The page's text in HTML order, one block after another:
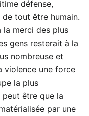
défense,
tout être humain.
la merci des plus
gens resterait à la
nombreuse et
violence une force
la plus
être que la
par une